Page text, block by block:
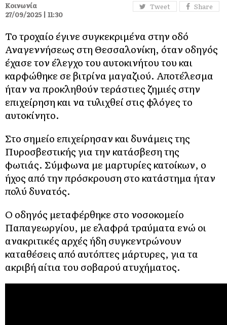
Tweet Share
Κοινωνία
27/09/2025 | 11:30
Το τροχαίο έγινε συγκεκριμένα στην οδό
Αναγεννήσεως στη Θεσσαλονίκη, όταν οδηγός
έχασε τον έλεγχο του αυτοκινήτου του και
καρφώθηκε σε βιτρίνα μαγαζιού. Αποτέλεσμα
ήταν να προκληθούν τεράστιες ζημιές στην
επιχείρηση και να τυλιχθεί στις φλόγες το
αυτοκίνητο.
Στο σημείο επιχείρησαν και δυνάμεις της
Πυροσβεστικής για την κατάσβεση της
φωτιάς. Σύμφωνα με μαρτυρίες κατοίκων, ο
ήχος από την πρόσκρουση στο κατάστημα ήταν
πολύ δυνατός.
Ο οδηγός μεταφέρθηκε στο νοσοκομείο
Παπαγεωργίου, με ελαφρά τραύματα ενώ οι
ανακριτικές αρχές ήδη συγκεντρώνουν
καταθέσεις από αυτόπτες μάρτυρες, για τα
ακριβή αίτια του σοβαρού ατυχήματος.